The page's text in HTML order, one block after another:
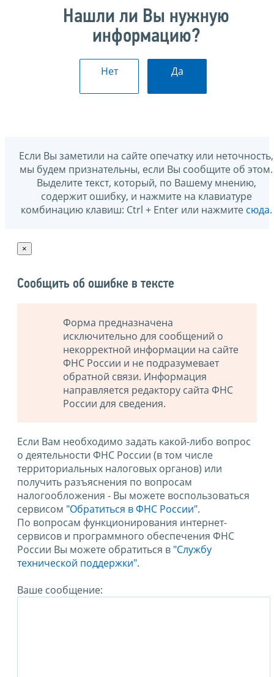
Нашли ли Вы нужную
информацию?
Нет Да
Если Вы заметили на сайте опечатку или неточность,
мы будем признательны, если Вы сообщите об этом.
Выделите текст, который, по Вашему мнению,
содержит ошибку, и нажмите на клавиатуре
комбинацию клавиш: Ctrl + Enter или нажмите сюда.
×
Сообщить об ошибке в тексте
Форма предназначена
исключительно для сообщений о
некорректной информации на сайте
ФНС России и не подразумевает
обратной связи. Информация
направляется редактору сайта ФНС
России для сведения.
Если Вам необходимо задать какой-либо вопрос
о деятельности ФНС России (в том числе
территориальных налоговых органов) или
получить разъяснения по вопросам
налогообложения - Вы можете воспользоваться
сервисом "Обратиться в ФНС России".
По вопросам функционирования интернет-
сервисов и программного обеспечения ФНС
России Вы можете обратиться в "Службу
технической поддержки".
Ваше сообщение: